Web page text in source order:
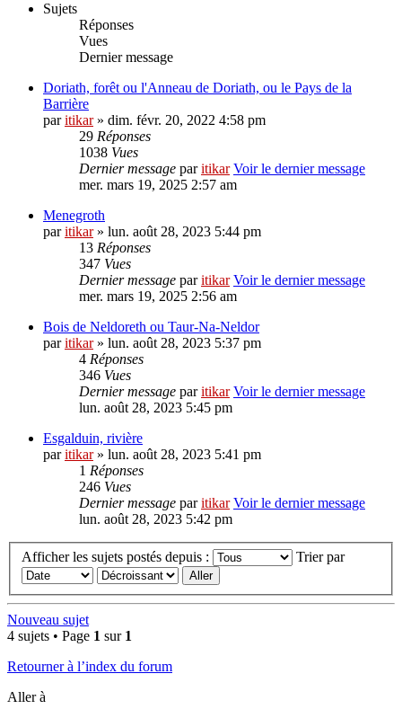
Sujets
Réponses
Vues
Dernier message
Doriath, forêt ou l'Anneau de Doriath, ou le Pays de la
Barrière
paritikar» dim. févr. 20, 2022 4:58 pm
29 Réponses
1038 Vues
Dernier message paritikar Voir le dernier message
mer. mars 19, 2025 2:57 am
Menegroth
paritikar» lun. août 28, 2023 5:44 pm
13 Réponses
347 Vues
Dernier message paritikar Voir le dernier message
mer. mars 19, 2025 2:56 am
Bois de Neldoreth ou Taur-Na-Neldor
paritikar» lun. août 28, 2023 5:37 pm
4 Réponses
346 Vues
Dernier message paritikar Voir le dernier message
lun. août 28, 2023 5:45 pm
Esgalduin, rivière
paritikar» lun. août 28, 2023 5:41 pm
1 Réponses
246 Vues
Dernier message paritikar Voir le dernier message
lun. août 28, 2023 5:42 pm
Afficher les sujets postés depuis : Trier par
Nouveau sujet
4 sujets • Page 1 sur 1
Retourner à l’index du forum
Aller à